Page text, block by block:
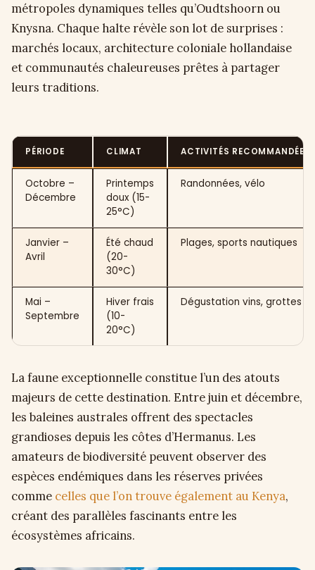
métropoles dynamiques telles qu’Oudtshoorn ou
Knysna. Chaque halte révèle son lot de surprises :
marchés locaux, architecture coloniale hollandaise
et communautés chaleureuses prêtes à partager
leurs traditions.
PÉRIODE CLIMAT ACTIVITÉS RECOMMANDÉES
Octobre –
Décembre
Printemps
doux (15-
25°C)
Randonnées, vélo
Janvier –
Avril
Été chaud
(20-
30°C)
Plages, sports nautiques
Mai –
Septembre
Hiver frais
(10-
20°C)
Dégustation vins, grottes
La faune exceptionnelle constitue l’un des atouts
majeurs de cette destination. Entre juin et décembre,
les baleines australes offrent des spectacles
grandioses depuis les côtes d’Hermanus. Les
amateurs de biodiversité peuvent observer des
espèces endémiques dans les réserves privées
comme celles que l’on trouve également au Kenya,
créant des parallèles fascinants entre les
écosystèmes africains.